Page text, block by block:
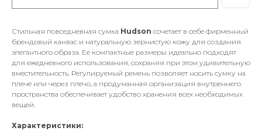
Стильная повседневная сумка Hudson сочетает в себе фирменный
брендовый канвас и натуральную зернистую кожу для создания
элегантного образа. Ее компактные размеры идеально подходят
для ежедневного использования, сохраняя при этом удивительную
вместительность. Регулируемый ремень позволяет носить сумку на
плече или через плечо, а продуманная организация внутреннего
пространства обеспечивает удобство хранения всех необходимых
вещей.
Характеристики: